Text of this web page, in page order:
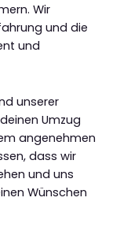
Wir
und die
und
unserer
Umzug
angenehmen
dass wir
und uns
Wünschen